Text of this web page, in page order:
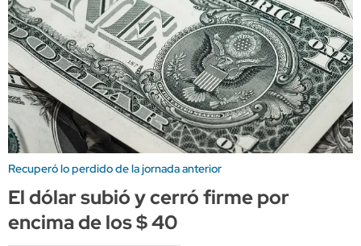
Recuperó lo perdido de la jornada anterior
El dólar subió y cerró firme por
encima de los $ 40